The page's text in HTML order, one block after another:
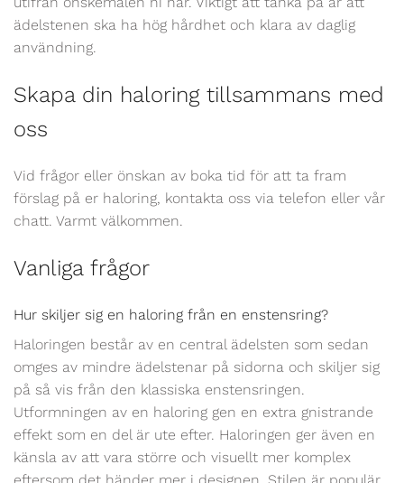
ädelstenen ska ha hög hårdhet och klara av daglig
användning.
Skapa din haloring tillsammans med
oss
Vid frågor eller önskan av boka tid för att ta fram
förslag på er haloring, kontakta oss via telefon eller vår
chatt. Varmt välkommen.
Vanliga frågor
Hur skiljer sig en haloring från en enstensring?
Haloringen består av en central ädelsten som sedan
omges av mindre ädelstenar på sidorna och skiljer sig
på så vis från den klassiska enstensringen.
Utformningen av en haloring gen en extra gnistrande
effekt som en del är ute efter. Haloringen ger även en
känsla av att vara större och visuellt mer komplex